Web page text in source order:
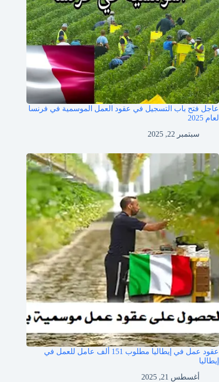
عاجل فتح باب التسجيل في عقود العمل الموسمية في فرنسا
لعام 2025
سبتمبر 22, 2025
عقود عمل في إيطاليا مطلوب 151 ألف عامل للعمل في
إيطاليا
أغسطس 21, 2025